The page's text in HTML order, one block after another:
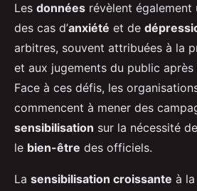
Les données révèlent également
des cas d’anxiété et de
arbitres, souvent attribuées à la
et aux jugements du public après
Face à ces défis, les
commencent à mener des
sensibilisation sur la nécessité
le bien-être des officiels.
La sensibilisation croissante à